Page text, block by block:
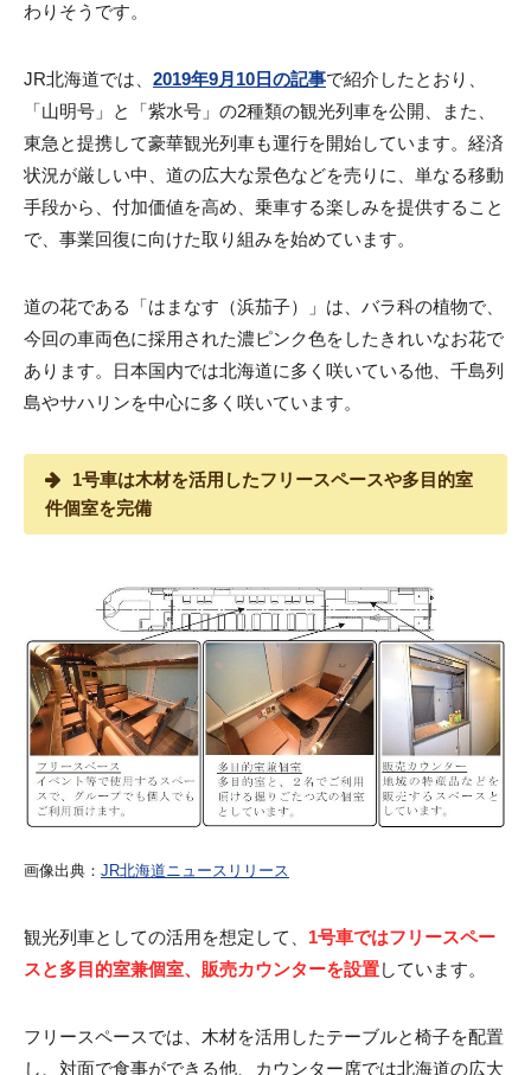
わりそうです。
JR北海道では、 2019年9月10日の記事で紹介したとおり、
「山明号」と「紫水号」の2種類の観光列車を公開、また、
東急と提携して豪華観光列車も運行を開始しています。経済
状況が厳しい中、道の広大な景色などを売りに、単なる移動
手段から、付加価値を高め、乗車する楽しみを提供すること
で、事業回復に向けた取り組みを始めています。
道の花である「はまなす（浜茄子）」は、バラ科の植物で、
今回の車両色に採用された濃ピンク色をしたきれいなお花で
あります。日本国内では北海道に多く咲いている他、千島列
島やサハリンを中心に多く咲いています。
1号車は木材を活用したフリースペースや多目的室
件個室を完備
画像出典： JR北海道ニュースリリース
観光列車としての活用を想定して、 1号車ではフリースペー
スと多目的室兼個室、販売カウンターを設置しています。
フリースペースでは、木材を活用したテーブルと椅子を配置
し、対面で食事ができる他、カウンター席では北海道の広大